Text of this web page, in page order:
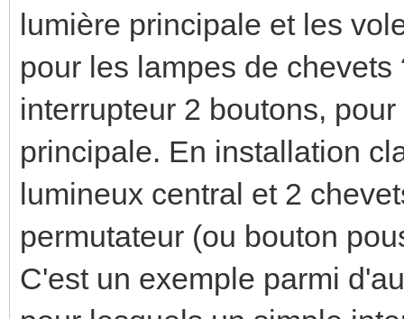
lumière principale et les
pour les lampes de
interrupteur 2 boutons,
principale. En installation
lumineux central et 2
permutateur (ou bouton
C'est un exemple parmi